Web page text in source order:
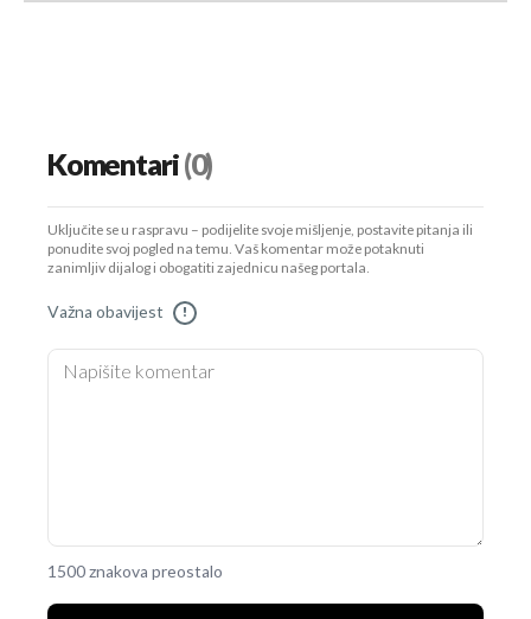
Komentari(0)
Uključite se u raspravu – podijelite svoje mišljenje, postavite pitanja ili
ponudite svoj pogled na temu. Vaš komentar može potaknuti
zanimljiv dijalog i obogatiti zajednicu našeg portala.
Važna obavijest !
1500 znakova preostalo